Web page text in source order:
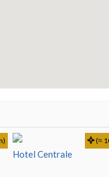
Hotel Centrale
(≈